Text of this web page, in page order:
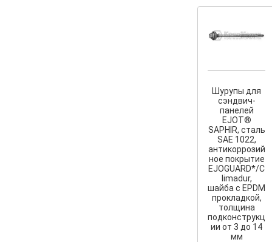
Шурупы для
сэндвич-
панелей
EJOT®
SAPHIR, сталь
SAE 1022,
антикоррозий
ное покрытие
EJOGUARD*/C
limadur,
шайба с EPDM
прокладкой,
толщина
подконструкц
ии от 3 до 14
мм